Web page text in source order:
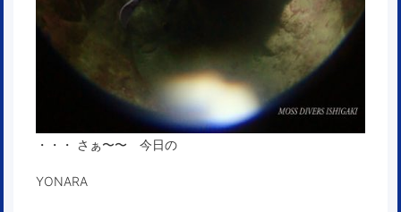
・・・ さぁ〜〜 今日の
YONARA